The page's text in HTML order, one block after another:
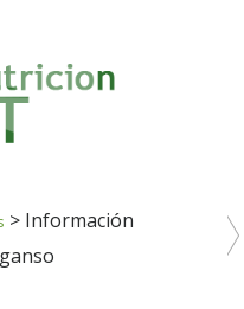
> Información